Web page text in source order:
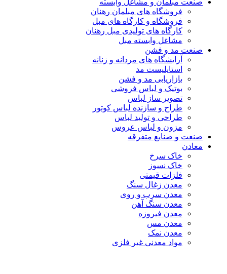
صنعت مبلمان و مشاغل وابسته
فروشگاه های مبلمان رهنان
فروشگاه و کارگاه های مبل
کارگاه های تولیدی مبل رهنان
مشاغل وابسته مبل
صنعت مد و فشن
آرایشگاه های مردانه و زنانه
استایلیست مد
بازاریابی مد و فشن
بوتیک و لباس فروشی
تصویر ساز لباس
طراح و سازنده لباس کوتور
طراحی و تولید لباس
مزون و لباس عروس
صنعت و صنایع متفرقه
معادن
خاک سرخ
خاک نسوز
فلزات قیمتی
معدن زغال سنگ
معدن سرب و روی
معدن سنگ آهن
معدن فیروزه
معدن مس
معدن نمک
مواد معدنی غیر فلزی